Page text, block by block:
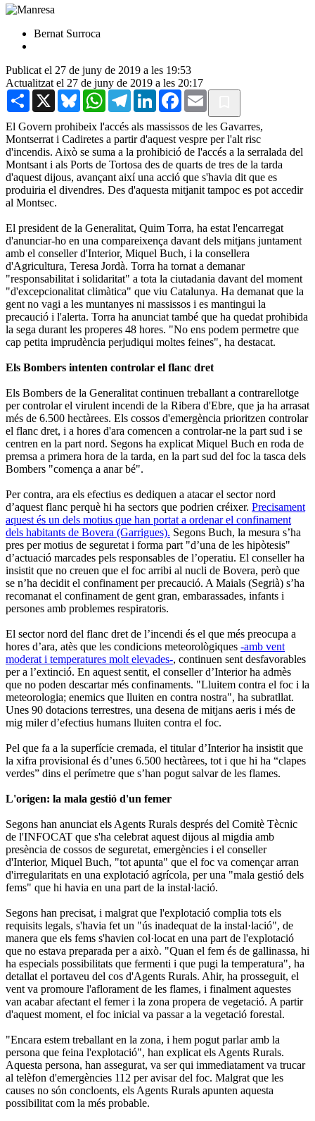
Bernat Surroca
Publicat el 27 de juny de 2019 a les 19:53
Actualitzat el 27 de juny de 2019 a les 20:17
Share X BlueskyWhatsAppTelegramLinkedInFacebook
Email
El Govern prohibeix l'accés als massissos de les Gavarres,
Montserrat i Cadiretes a partir d'aquest vespre per l'alt risc
d'incendis. Això se suma a la prohibició de l'accés a la serralada del
Montsant i als Ports de Tortosa des de quarts de tres de la tarda
d'aquest dijous, avançant així una acció que s'havia dit que es
produiria el divendres. Des d'aquesta mitjanit tampoc es pot accedir
al Montsec.
El president de la Generalitat, Quim Torra, ha estat l'encarregat
d'anunciar-ho en una compareixença davant dels mitjans juntament
amb el conseller d'Interior, Miquel Buch, i la consellera
d'Agricultura, Teresa Jordà. Torra ha tornat a demanar
"responsabilitat i solidaritat" a tota la ciutadania davant del moment
"d'excepcionalitat climàtica" que viu Catalunya. Ha demanat que la
gent no vagi a les muntanyes ni massissos i es mantingui la
precaució i l'alerta. Torra ha anunciat també que ha quedat prohibida
la sega durant les properes 48 hores. "No ens podem permetre que
cap petita imprudència perjudiqui moltes feines", ha destacat.
Els Bombers intenten controlar el flanc dret
Els Bombers de la Generalitat continuen treballant a contrarellotge
per controlar el virulent incendi de la Ribera d'Ebre, que ja ha arrasat
més de 6.500 hectàrees. Els cossos d'emergència prioritzen controlar
el flanc dret, i a hores d'ara comencen a controlar-ne la part sud i se
centren en la part nord. Segons ha explicat Miquel Buch en roda de
premsa a primera hora de la tarda, en la part sud del foc la tasca dels
Bombers "comença a anar bé".
Per contra, ara els efectius es dediquen a atacar el sector nord
d’aquest flanc perquè hi ha sectors que podrien créixer. Precisament
aquest és un dels motius que han portat a ordenar el confinament
dels habitants de Bovera (Garrigues). Segons Buch, la mesura s’ha
pres per motius de seguretat i forma part "d’una de les hipòtesis"
d’actuació marcades pels responsables de l’operatiu. El conseller ha
insistit que no creuen que el foc arribi al nucli de Bovera, però que
se n’ha decidit el confinament per precaució. A Maials (Segrià) s’ha
recomanat el confinament de gent gran, embarassades, infants i
persones amb problemes respiratoris.
El sector nord del flanc dret de l’incendi és el que més preocupa a
hores d’ara, atès que les condicions meteorològiques -amb vent
moderat i temperatures molt elevades-, continuen sent desfavorables
per a l’extinció. En aquest sentit, el conseller d’Interior ha admès
que no poden descartar més confinaments. "Lluitem contra el foc i la
meteorologia; enemics que lluiten en contra nostra", ha subratllat.
Unes 90 dotacions terrestres, una desena de mitjans aeris i més de
mig miler d’efectius humans lluiten contra el foc.
Pel que fa a la superfície cremada, el titular d’Interior ha insistit que
la xifra provisional és d’unes 6.500 hectàrees, tot i que hi ha “clapes
verdes” dins el perímetre que s’han pogut salvar de les flames.
L'origen: la mala gestió d'un femer
Segons han anunciat els Agents Rurals després del Comitè Tècnic
de l'INFOCAT que s'ha celebrat aquest dijous al migdia amb
presència de cossos de seguretat, emergències i el conseller
d'Interior, Miquel Buch, "tot apunta" que el foc va començar arran
d'irregularitats en una explotació agrícola, per una "mala gestió dels
fems" que hi havia en una part de la instal·lació.
Segons han precisat, i malgrat que l'explotació complia tots els
requisits legals, s'havia fet un "ús inadequat de la instal·lació", de
manera que els fems s'havien col·locat en una part de l'explotació
que no estava preparada per a això. "Quan el fem és de gallinassa, hi
ha especials possibilitats que fermenti i que pugi la temperatura", ha
detallat el portaveu del cos d'Agents Rurals. Ahir, ha prosseguit, el
vent va promoure l'aflorament de les flames, i finalment aquestes
van acabar afectant el femer i la zona propera de vegetació. A partir
d'aquest moment, el foc inicial va passar a la vegetació forestal.
"Encara estem treballant en la zona, i hem pogut parlar amb la
persona que feina l'explotació", han explicat els Agents Rurals.
Aquesta persona, han assegurat, va ser qui immediatament va trucar
al telèfon d'emergències 112 per avisar del foc. Malgrat que les
causes no són concloents, els Agents Rurals apunten aquesta
possibilitat com la més probable.